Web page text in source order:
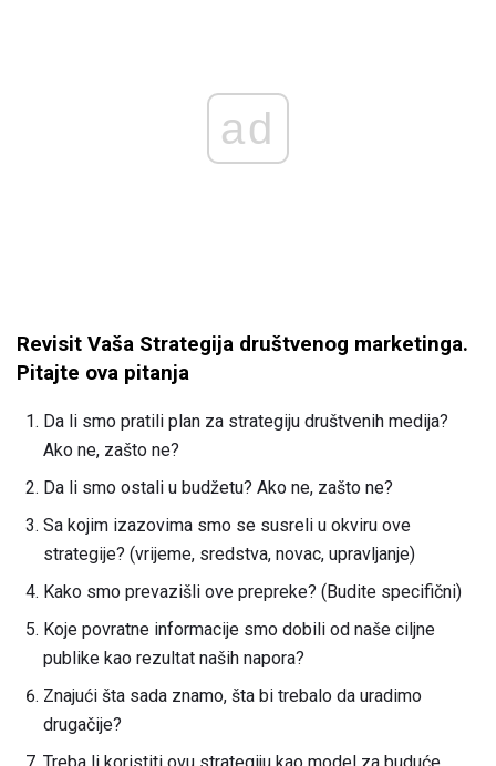
ad
Revisit Vaša Strategija društvenog marketinga.
Pitajte ova pitanja
Da li smo pratili plan za strategiju društvenih medija?
Ako ne, zašto ne?
Da li smo ostali u budžetu? Ako ne, zašto ne?
Sa kojim izazovima smo se susreli u okviru ove
strategije? (vrijeme, sredstva, novac, upravljanje)
Kako smo prevazišli ove prepreke? (Budite specifični)
Koje povratne informacije smo dobili od naše ciljne
publike kao rezultat naših napora?
Znajući šta sada znamo, šta bi trebalo da uradimo
drugačije?